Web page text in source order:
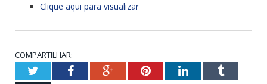
Clique aqui para visualizar
COMPARTILHAR:
TwitterFacebookGoogle+PinterestLinkedInTumblr